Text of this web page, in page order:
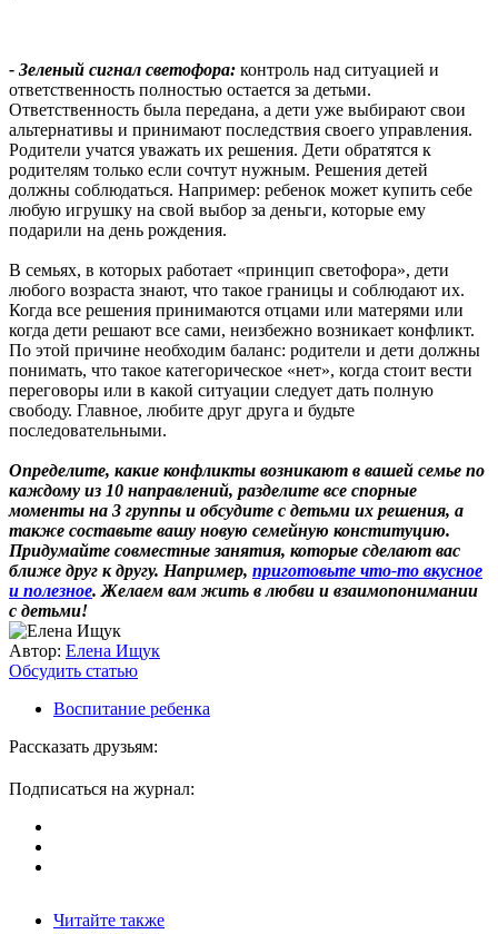
- Зеленый сигнал светофора: контроль над ситуацией и
ответственность полностью остается за детьми.
Ответственность была передана, а дети уже выбирают свои
альтернативы и принимают последствия своего управления.
Родители учатся уважать их решения. Дети обратятся к
родителям только если сочтут нужным. Решения детей
должны соблюдаться. Например: ребенок может купить себе
любую игрушку на свой выбор за деньги, которые ему
подарили на день рождения.
В семьях, в которых работает «принцип светофора», дети
любого возраста знают, что такое границы и соблюдают их.
Когда все решения принимаются отцами или матерями или
когда дети решают все сами, неизбежно возникает конфликт.
По этой причине необходим баланс: родители и дети должны
понимать, что такое категорическое «нет», когда стоит вести
переговоры или в какой ситуации следует дать полную
свободу. Главное, любите друг друга и будьте
последовательными.
Определите, какие конфликты возникают в вашей семье по
каждому из 10 направлений, разделите все спорные
моменты на 3 группы и обсудите с детьми их решения, а
также составьте вашу новую семейную конституцию.
Придумайте совместные занятия, которые сделают вас
ближе друг к другу. Например, приготовьте что-то вкусное
и полезное. Желаем вам жить в любви и взаимопонимании
с детьми!
Автор: Елена Ищук
Обсудить статью
Воспитание ребенка
Рассказать друзьям:
Подписаться на журнал:
Читайте также